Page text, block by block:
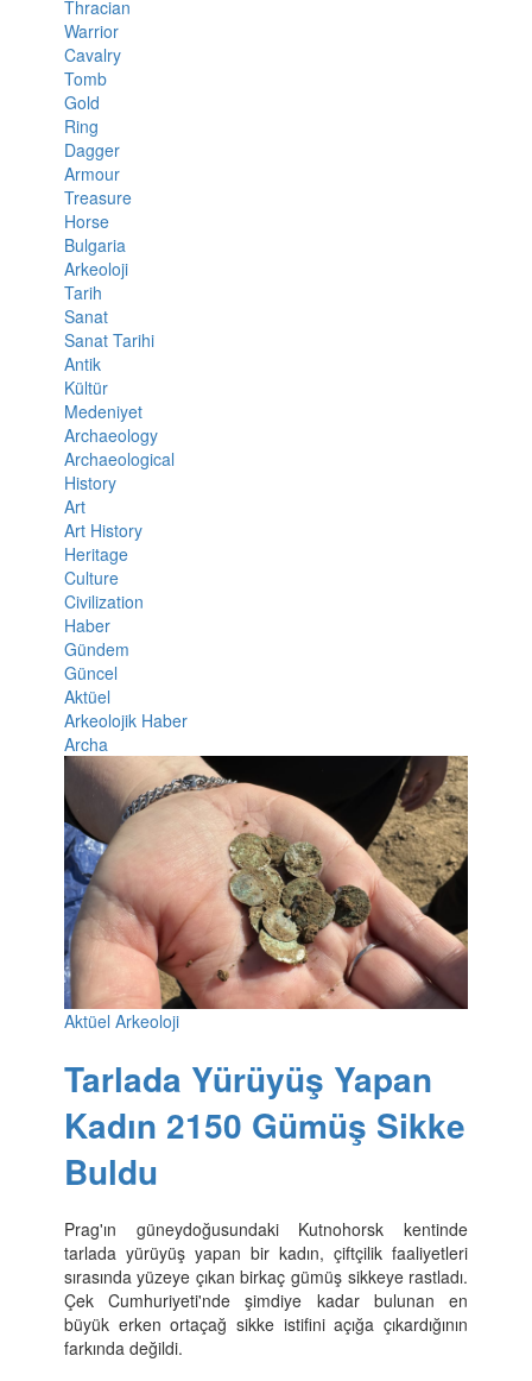
Thracian
Warrior
Cavalry
Tomb
Gold
Ring
Dagger
Armour
Treasure
Horse
Bulgaria
Arkeoloji
Tarih
Sanat
Sanat Tarihi
Antik
Kültür
Medeniyet
Archaeology
Archaeological
History
Art
Art History
Heritage
Culture
Civilization
Haber
Gündem
Güncel
Aktüel
Arkeolojik Haber
Archa
Aktüel Arkeoloji
Tarlada Yürüyüş Yapan
Kadın 2150 Gümüş Sikke
Buldu
Prag'ın güneydoğusundaki Kutnohorsk kentinde
tarlada yürüyüş yapan bir kadın, çiftçilik faaliyetleri
sırasında yüzeye çıkan birkaç gümüş sikkeye rastladı.
Çek Cumhuriyeti'nde şimdiye kadar bulunan en
büyük erken ortaçağ sikke istifini açığa çıkardığının
farkında değildi.